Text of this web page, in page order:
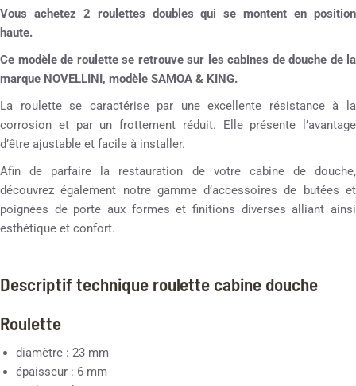
Vous achetez 2 roulettes doubles qui se montent en position
haute.
Ce modèle de roulette se retrouve sur les cabines de douche de la
marque NOVELLINI, modèle SAMOA & KING.
La roulette se caractérise par une excellente résistance à la
corrosion et par un frottement réduit. Elle présente l’avantage
d’être ajustable et facile à installer.
Afin de parfaire la restauration de votre cabine de douche,
découvrez également notre gamme d’accessoires de butées et
poignées de porte aux formes et finitions diverses alliant ainsi
esthétique et confort.
Descriptif technique roulette cabine douche
Roulette
diamètre : 23 mm
épaisseur : 6 mm